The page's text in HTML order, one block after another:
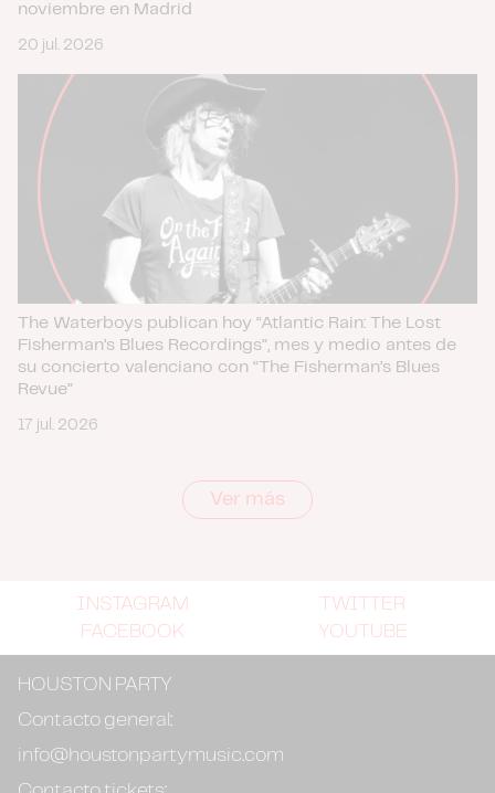
noviembre en Madrid
20 jul. 2026
The Waterboys publican hoy “Atlantic Rain: The Lost
Fisherman’s Blues Recordings”, mes y medio antes de
su concierto valenciano con “The Fisherman’s Blues
Revue”
17 jul. 2026
Ver más
INSTAGRAM
TWITTER
FACEBOOK
YOUTUBE
HOUSTON PARTY
Contacto general:
info@houstonpartymusic.com